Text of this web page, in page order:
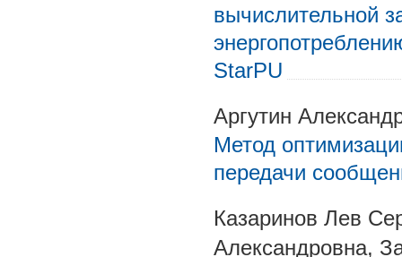
вычислительной
StarPU
Аргутин
Метод
передачи
Казаринов Лев
Александровна,